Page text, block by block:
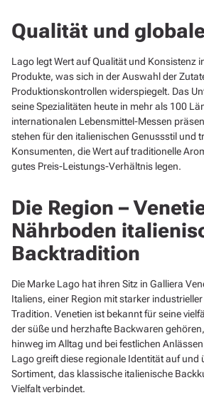
Qualität und
Lago legt Wert auf Qualität und Konsistenz
Produkte, was sich in der Auswahl der
Produktionskontrollen widerspiegelt. Das
seine Spezialitäten heute in mehr als 100
internationalen Lebensmittel-Messen
stehen für den italienischen Genussstil und
Konsumenten, die Wert auf traditionelle
gutes Preis-Leistungs-Verhältnis legen.
Die Region –
Nährboden
Backtradition
Die Marke Lago hat ihren Sitz in Galliera
Italiens, einer Region mit starker
Tradition. Venetien ist bekannt für seine
der süße und herzhafte Backwaren
hinweg im Alltag und bei festlichen
Lago greift diese regionale Identität auf und
Sortiment, das klassische italienische
Vielfalt verbindet.